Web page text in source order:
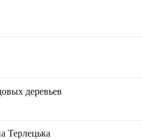
деревьев
Терлецька